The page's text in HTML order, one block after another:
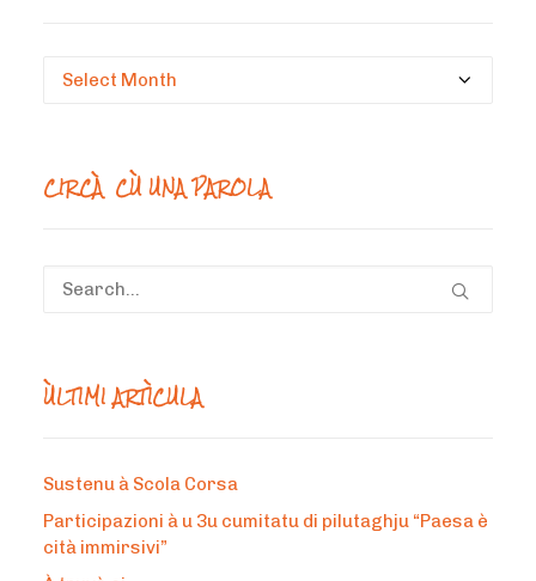
Circà
CIRCÀ CÙ UNA PAROLA
ÙLTIMI ARTÌCULA
Sustenu à Scola Corsa
Participazioni à u 3u cumitatu di pilutaghju “Paesa è
cità immirsivi”